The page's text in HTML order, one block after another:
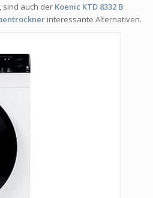
sind auch der Koenic KTD 8332 B
interessante Alternativen.